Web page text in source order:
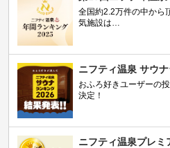
全国約2.2万件の中から
気施設は…
ニフティ温泉 サウ
おふろ好きユーザーの
決定！
ニフティ温泉プレミ